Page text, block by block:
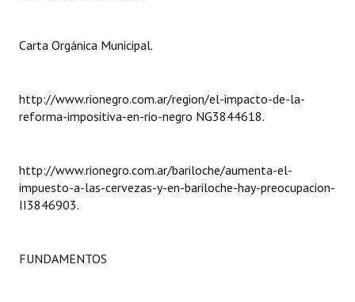
DOCUMENTOS
Proyectos Presentados
Actas de Sesión
Carta Orgánica Municipal.
http://www.rionegro.com.ar/region/el-impacto-de-la-
reforma-impositiva-en-rio-negro NG3844618.
http://www.rionegro.com.ar/bariloche/aumenta-el-
impuesto-a-las-cervezas-y-en-bariloche-hay-preocupacion-
II3846903.
FUNDAMENTOS